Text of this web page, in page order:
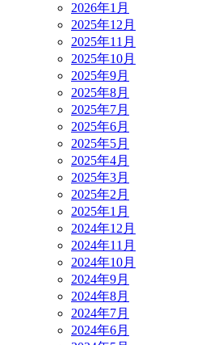
2026年1月
2025年12月
2025年11月
2025年10月
2025年9月
2025年8月
2025年7月
2025年6月
2025年5月
2025年4月
2025年3月
2025年2月
2025年1月
2024年12月
2024年11月
2024年10月
2024年9月
2024年8月
2024年7月
2024年6月